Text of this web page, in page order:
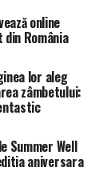
online
România
lor aleg
zâmbetului:
Summer Well
aniversara